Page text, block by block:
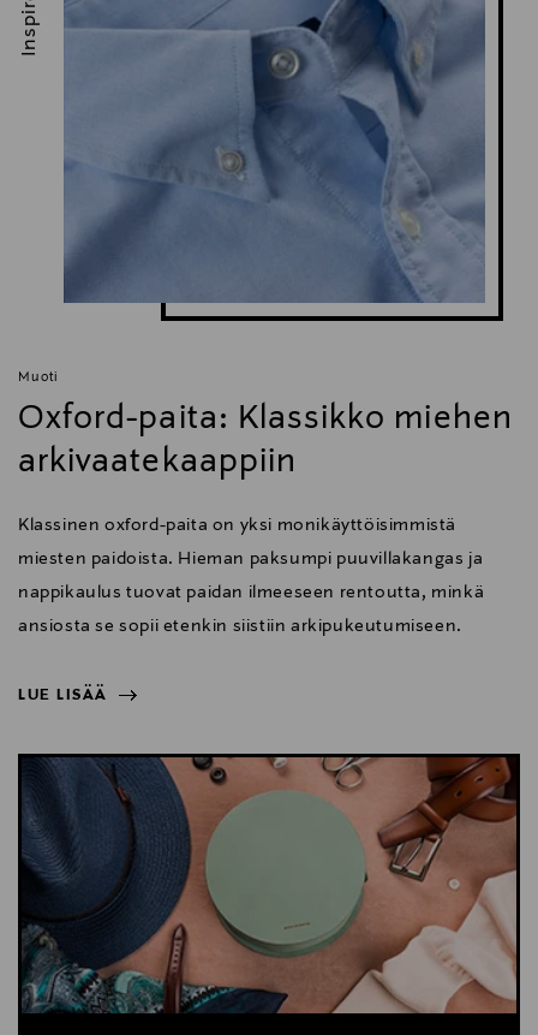
Muoti
Oxford-paita: Klassikko miehen
arkivaatekaappiin
Klassinen oxford-paita on yksi monikäyttöisimmistä
miesten paidoista. Hieman paksumpi puuvillakangas ja
nappikaulus tuovat paidan ilmeeseen rentoutta, minkä
ansiosta se sopii etenkin siistiin arkipukeutumiseen.
LUE LISÄÄ
LUE LISÄÄ